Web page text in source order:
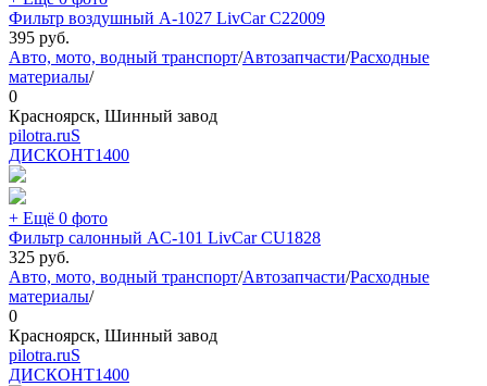
Фильтр воздушный A-1027 LivCar C22009
395 руб.
Авто, мото, водный транспорт/Автозапчасти/Расходные
материалы/
0
Красноярск, Шинный завод
pilotra.ruS
ДИСКОНТ1400
+ Ещё 0 фото
Фильтр салонный AC-101 LivCar CU1828
325 руб.
Авто, мото, водный транспорт/Автозапчасти/Расходные
материалы/
0
Красноярск, Шинный завод
pilotra.ruS
ДИСКОНТ1400